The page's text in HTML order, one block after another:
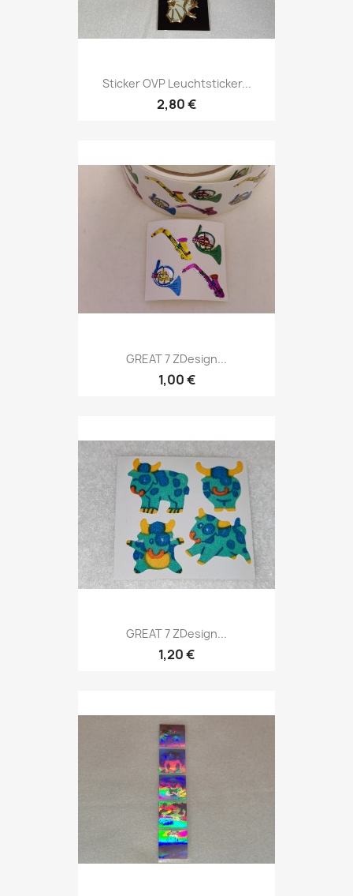
Sticker OVP Leuchtsticker...
2,80 €
GREAT 7 ZDesign...
1,00 €
GREAT 7 ZDesign...
1,20 €